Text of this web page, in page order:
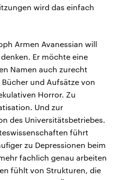
wird das einfach
Armen Avanessian will
Er möchte eine
Namen auch zurecht
und Aufsätze von
Horror. Zu
Und zur
des Universitätsbetriebes.
führt
zu Depressionen beim
fachlich genau arbeiten
fühlt von Strukturen, die